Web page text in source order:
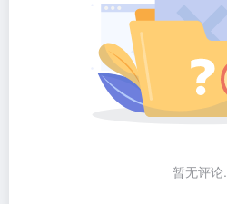
暂无评论